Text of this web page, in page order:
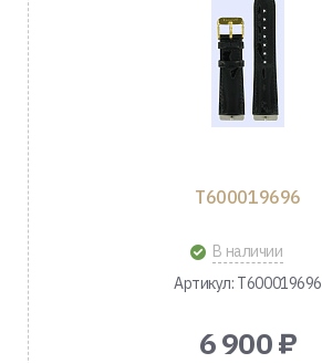
T600019696
В наличии
Артикул: T600019696
6 900 ₽